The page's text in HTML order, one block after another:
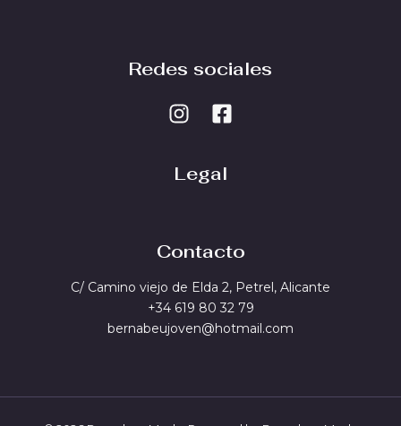
Redes sociales
Legal
Contacto
C/ Camino viejo de Elda 2, Petrel, Alicante
+34 619 80 32 79
bernabeujoven@hotmail.com